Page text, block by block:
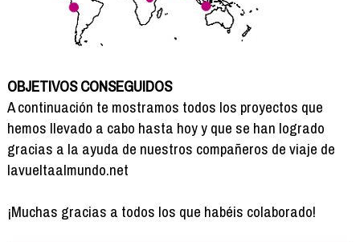
OBJETIVOS CONSEGUIDOS
A continuación te mostramos todos los proyectos que
hemos llevado a cabo hasta hoy y que se han logrado
gracias a la ayuda de nuestros compañeros de viaje de
lavueltaalmundo.net
¡Muchas gracias a todos los que habéis colaborado!